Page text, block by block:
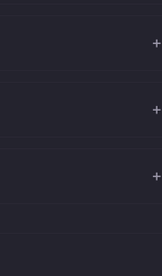
+
+
+